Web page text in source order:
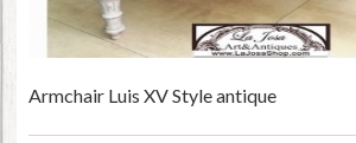
Armchair Luis XV Style antique